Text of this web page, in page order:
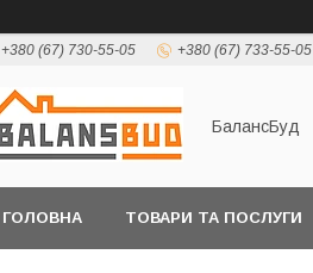
+380 (67) 730-55-05 +380 (67) 733-55-05
БалансБуд
ГОЛОВНА ТОВАРИ ТА ПОСЛУГИ